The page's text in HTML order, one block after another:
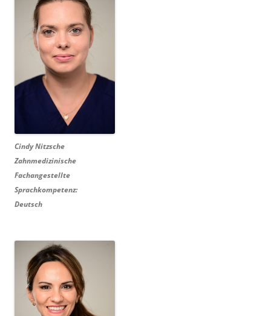
Cindy Nitzsche
Zahnmedizinische
Fachangestellte
Sprachkompetenz:
Deutsch